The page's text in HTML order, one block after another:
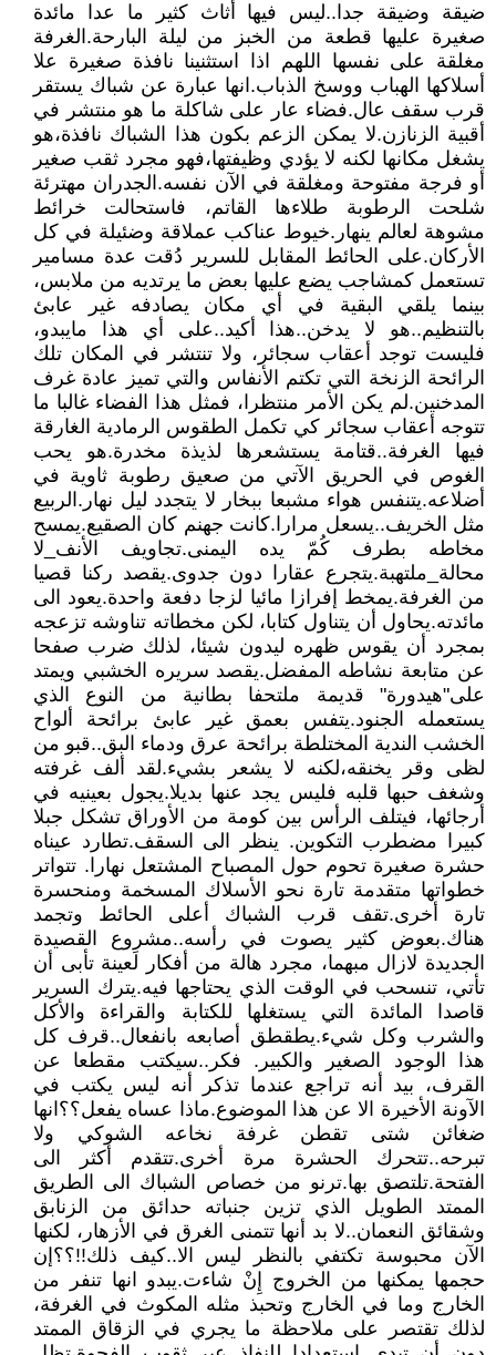
ضيقة وضيقة جدا..ليس فيها أثاث كثير ما عدا مائدة
صغيرة عليها قطعة من الخبز من ليلة البارحة.الغرفة
مغلقة على نفسها اللهم اذا استثنينا نافذة صغيرة علا
أسلاكها الهباب ووسخ الذباب.انها عبارة عن شباك يستقر
قرب سقف عال.فضاء عار على شاكلة ما هو منتشر في
أقبية الزنازن.لا يمكن الزعم بكون هذا الشباك نافذة،هو
يشغل مكانها لكنه لا يؤدي وظيفتها،فهو مجرد ثقب صغير
أو فرجة مفتوحة ومغلقة في الآن نفسه.الجدران مهترئة
شلحت الرطوبة طلاءها القاتم، فاستحالت خرائط
مشوهة لعالم ينهار.خيوط عناكب عملاقة وضئيلة في كل
الأركان.على الحائط المقابل للسرير دُقت عدة مسامير
تستعمل كمشاجب يضع عليها بعض ما يرتديه من ملابس،
بينما يلقي البقية في أي مكان يصادفه غير عابئ
بالتنظيم..هو لا يدخن..هذا أكيد..على أي هذا مايبدو،
فليست توجد أعقاب سجائر، ولا تنتشر في المكان تلك
الرائحة الزنخة التي تكتم الأنفاس والتي تميز عادة غرف
المدخنين.لم يكن الأمر منتظرا، فمثل هذا الفضاء غالبا ما
تتوجه أعقاب سجائر كي تكمل الطقوس الرمادية الغارقة
فيها الغرفة..قتامة يستشعرها لذيذة مخدرة.هو يحب
الغوص في الحريق الآتي من صعيق رطوبة ثاوية في
أضلاعه.يتنفس هواء مشبعا ببخار لا يتجدد ليل نهار.الربيع
مثل الخريف..يسعل مرارا.كانت جهنم كان الصقيع.يمسح
مخاطه بطرف كُمّ يده اليمنى.تجاويف الأنف_لا
محالة_ملتهبة.يتجرع عقارا دون جدوى.يقصد ركنا قصيا
من الغرفة.يمخط إفرازا مائيا لزجا دفعة واحدة.يعود الى
مائدته.يحاول أن يتناول كتابا، لكن مخطاته تناوشه تزعجه
بمجرد أن يقوس ظهره ليدون شيئا، لذلك ضرب صفحا
عن متابعة نشاطه المفضل.يقصد سريره الخشبي ويمتد
على"هيدورة" قديمة ملتحفا بطانية من النوع الذي
يستعمله الجنود.يتفس بعمق غير عابئ برائحة ألواح
الخشب الندية المختلطة برائحة عرق ودماء البق..قبو من
لظى وقر يخنقه،لكنه لا يشعر بشيء.لقد ألف غرفته
وشغف حبها قلبه فليس يجد عنها بديلا.يجول بعينيه في
أرجائها، فيتلف الرأس بين كومة من الأوراق تشكل جبلا
كبيرا مضطرب التكوين. ينظر الى السقف.تطارد عيناه
حشرة صغيرة تحوم حول المصباح المشتعل نهارا. تتواتر
خطواتها متقدمة تارة نحو الأسلاك المسخمة ومنحسرة
تارة أخرى.تقف قرب الشباك أعلى الحائط وتجمد
هناك.بعوض كثير يصوت في رأسه..مشروع القصيدة
الجديدة لازال مبهما، مجرد هالة من أفكار لَعينة تأبى أن
تأتي، تنسحب في الوقت الذي يحتاجها فيه.يترك السرير
قاصدا المائدة التي يستغلها للكتابة والقراءة والأكل
والشرب وكل شيء.يطقطق أصابعه بانفعال..قرف كل
هذا الوجود الصغير والكبير. فكر..سيكتب مقطعا عن
القرف، بيد أنه تراجع عندما تذكر أنه ليس يكتب في
الآونة الأخيرة الا عن هذا الموضوع.ماذا عساه يفعل؟؟انها
ضغائن شتى تقطن غرفة نخاعه الشوكي ولا
تبرحه..تتحرك الحشرة مرة أخرى.تتقدم أكثر الى
الفتحة.تلتصق بها.ترنو من خصاص الشباك الى الطريق
الممتد الطويل الذي تزين جنباته حدائق من الزنابق
وشقائق النعمان..لا بد أنها تتمنى الغرق في الأزهار، لكنها
الآن محبوسة تكتفي بالنظر ليس الا..كيف ذلك!!؟؟إن
حجمها يمكنها من الخروج إِنْ شاءت.يبدو انها تنفر من
الخارج وما في الخارج وتحبذ مثله المكوث في الغرفة،
لذلك تقتصر على ملاحظة ما يجري في الزقاق الممتد